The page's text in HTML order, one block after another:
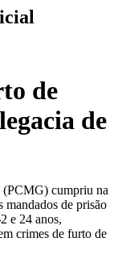
de
de
cumpriu na
de prisão
e 24 anos,
crimes de furto de